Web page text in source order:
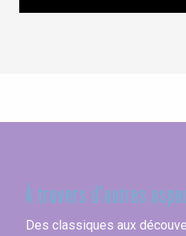
À travers d'autres
Des classiques aux